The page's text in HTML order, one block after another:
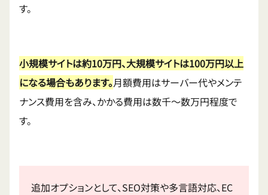
す。
小規模サイトは約10万円、大規模サイトは100万円以上
になる場合もあります。月額費用はサーバー代やメンテ
ナンス費用を含み、かかる費用は数千〜数万円程度で
す。
追加オプションとして、SEO対策や多言語対応、EC